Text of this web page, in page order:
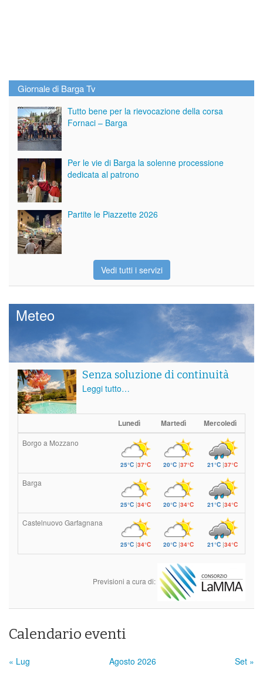
Giornale di Barga Tv
Tutto bene per la rievocazione della corsa
Fornaci – Barga
Per le vie di Barga la solenne processione
dedicata al patrono
Partite le Piazzette 2026
Vedi tutti i servizi
Meteo
Senza soluzione di continuità
Leggi tutto…
Lunedì Martedì Mercoledì
Borgo a Mozzano
25°C|37°C 20°C|37°C 21°C|37°C
Barga
25°C|34°C 20°C|34°C 21°C|34°C
Castelnuovo Garfagnana
25°C|34°C 20°C|34°C 21°C|34°C
Previsioni a cura di:
Calendario eventi
« Lug Agosto 2026
Set »